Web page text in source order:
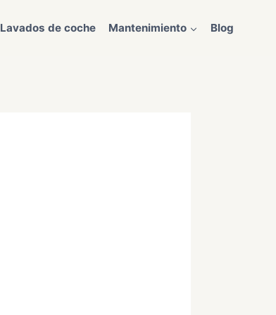
Lavados de coche Mantenimiento Blog